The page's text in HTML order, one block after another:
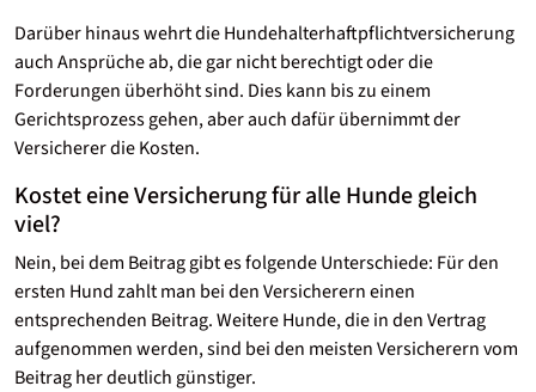
Darüber hinaus wehrt die Hundehalterhaftpflichtversicherung
auch Ansprüche ab, die gar nicht berechtigt oder die
Forderungen überhöht sind. Dies kann bis zu einem
Gerichtsprozess gehen, aber auch dafür übernimmt der
Versicherer die Kosten.
Kostet eine Versicherung für alle Hunde gleich
viel?
Nein, bei dem Beitrag gibt es folgende Unterschiede: Für den
ersten Hund zahlt man bei den Versicherern einen
entsprechenden Beitrag. Weitere Hunde, die in den Vertrag
aufgenommen werden, sind bei den meisten Versicherern vom
Beitrag her deutlich günstiger.